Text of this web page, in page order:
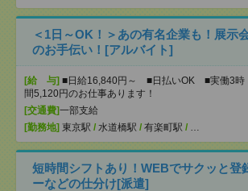
＜1日～OK！＞あの有名企業も！展示
のお手伝い！[アルバイト]
[給 与] ■日給16,840円～ ■日払いOK ■実働3時
間5,120円のお仕事あります！
[交通費]一部支給
[勤務地] 東京駅 / 水道橋駅 / 有楽町駅 / …
短時間シフトあり！WEBでサクッと登
ーなどの仕分け[派遣]